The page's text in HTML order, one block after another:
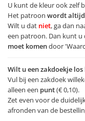
U kunt de kleur ook zelf
Het patroon wordt altijd
Wilt u dat niet, ga dan
een patroon. Dan kunt u
moet komendoor
Wilt u een zakdoekje los
Vul bij een zakdoek
alleen een punt(€ 0,10).
Zet even voor de
afronden van de